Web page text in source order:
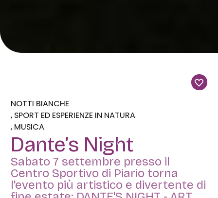
NOTTI BIANCHE
SPORT ED ESPERIENZE IN NATURA
MUSICA
Dante’s Night
Sabato 7 settembre presso il
Centro Sportivo di Piario torna
l'evento più artistico e divertente di